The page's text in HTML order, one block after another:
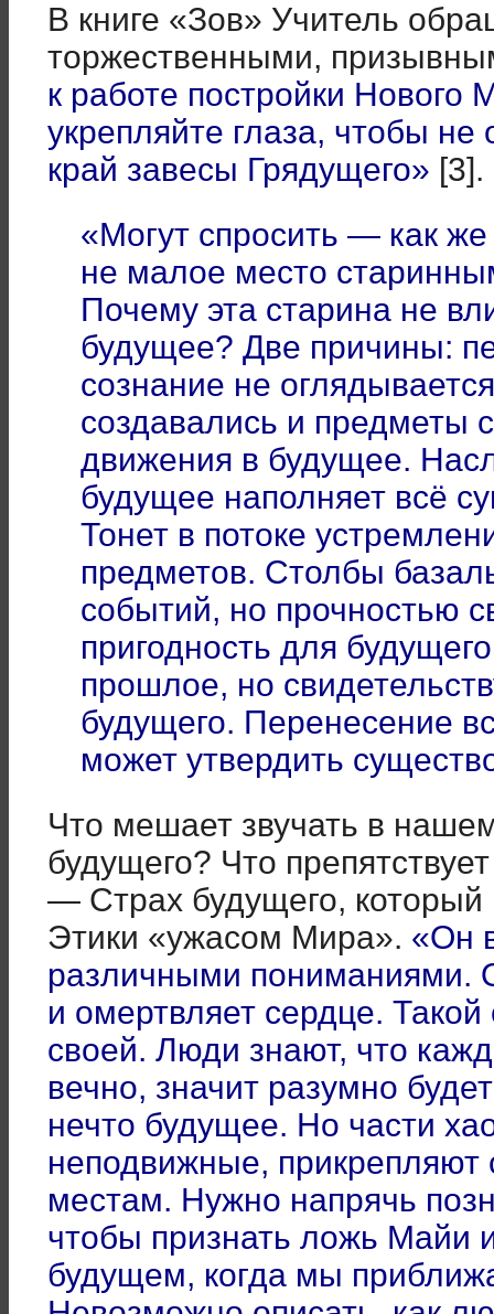
В книге «Зов» Учитель
торжественными,
к работе постройки
укрепляйте глаза, чтобы
край завесы Грядущего» [3].
«Могут спросить — как
не малое место
Почему эта старина не
будущее? Две причины:
сознание не
создавались и предметы
движения в будущее.
будущее наполняет всё
Тонет в потоке
предметов. Столбы
событий, но прочностью
пригодность для
прошлое, но
будущего. Перенесение
может утвердить
Что мешает звучать в
будущего? Что
— Страх будущего,
Этики «ужасом Мира». «Он
различными пониманиями.
и омертвляет сердце.
своей. Люди знают, что
вечно, значит разумно
нечто будущее. Но части
неподвижные, прикрепляют
местам. Нужно напрячь
чтобы признать ложь Майи
будущем, когда мы